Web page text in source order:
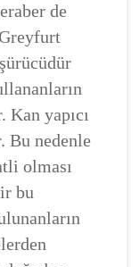
de
yapıcı
Bu nedenle
olması
bu